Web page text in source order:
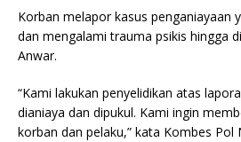
Korban melapor kasus penganiayaan
dan mengalami trauma psikis hingga
Anwar.
“Kami lakukan penyelidikan atas
dianiaya dan dipukul. Kami ingin
korban dan pelaku,” kata Kombes